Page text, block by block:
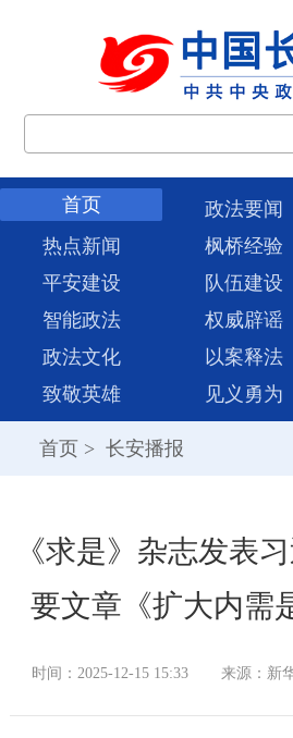
首页 政法要闻
热点新闻
枫桥经验
平安建设
队伍建设
智能政法
权威辟谣
政法文化
以案释法
致敬英雄
见义勇为
首页 > 长安播报
《求是》杂志发表
要文章《扩大内需
时间：2025-12-15 15:33 来源：新